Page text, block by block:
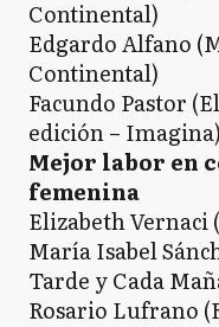
Continental)
Edgardo Alfano
Continental)
Facundo Pastor
edición – Imagina)
Mejor labor en
femenina
Elizabeth Vernaci
María Isabel
Tarde y Cada
Rosario Lufrano